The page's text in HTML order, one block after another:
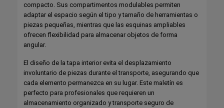
compacto. Sus compartimentos modulables permiten
adaptar el espacio según el tipo y tamaño de herramientas o
piezas pequeñas, mientras que las esquinas ampliables
ofrecen flexibilidad para almacenar objetos de forma
angular.
El diseño de la tapa interior evita el desplazamiento
involuntario de piezas durante el transporte, asegurando que
cada elemento permanezca en su lugar. Este maletín es
perfecto para profesionales que requieren un
almacenamiento organizado y transporte seguro de